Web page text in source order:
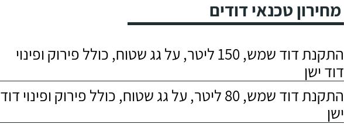
מחירון טכנאי דודים
התקנת דוד שמש, 150 ליטר, על גג שטוח, כולל פירוק ופינוי
דוד ישן
התקנת דוד שמש, 80 ליטר, על גג שטוח, כולל פירוק ופינוי דוד
ישן